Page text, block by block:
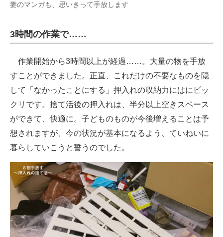
妻のマンガも、思いきって手放します
3時間の作業で……
作業開始から3時間以上が経過……。大量の物を手放
すことができました。正直、これだけの不要なものを隠
して「なかったことにする」押入れの収納力にはにビッ
クリです。捨て活後の押入れは、半分以上空きスペース
ができて、快適に。子どものものが今後増えることは予
想されますが、今の状況が基本になるよう、ていねいに
暮らしていこうと誓うのでした。